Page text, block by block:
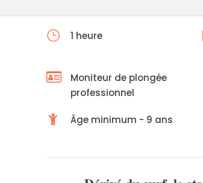
1 heure
Moniteur de plongée
professionnel
Âge minimum - 9 ans